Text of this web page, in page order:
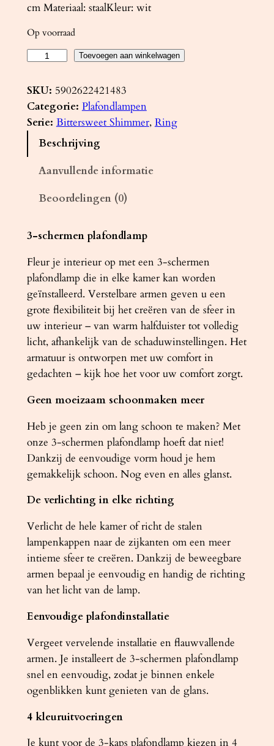
cm Materiaal: staalKleur: wit
Op voorraad
a
f
o
R
N
G
3
P
w
i
t
a
n
t
a
l
Toevoegen aan winkelwagen
SKU: 5902622421483
Categorie: Plafondlampen
Serie: Bittersweet Shimmer, Ring
Beschrijving
Aanvullende informatie
Beoordelingen (0)
3-schermen plafondlamp
Fleur je interieur op met een 3-schermen
plafondlamp die in elke kamer kan worden
geïnstalleerd. Verstelbare armen geven u een
grote flexibiliteit bij het creëren van de sfeer in
uw interieur – van warm halfduister tot volledig
licht, afhankelijk van de schaduwinstellingen. Het
armatuur is ontworpen met uw comfort in
gedachten – kijk hoe het voor uw comfort zorgt.
Geen moeizaam schoonmaken meer
Heb je geen zin om lang schoon te maken? Met
onze 3-schermen plafondlamp hoeft dat niet!
Dankzij de eenvoudige vorm houd je hem
gemakkelijk schoon. Nog even en alles glanst.
De verlichting in elke richting
Verlicht de hele kamer of richt de stalen
lampenkappen naar de zijkanten om een ​​meer
intieme sfeer te creëren. Dankzij de beweegbare
armen bepaal je eenvoudig en handig de richting
van het licht van de lamp.
Eenvoudige plafondinstallatie
Vergeet vervelende installatie en flauwvallende
armen. Je installeert de 3-schermen plafondlamp
snel en eenvoudig, zodat je binnen enkele
ogenblikken kunt genieten van de glans.
4 kleuruitvoeringen
Je kunt voor de 3-kaps plafondlamp kiezen in 4